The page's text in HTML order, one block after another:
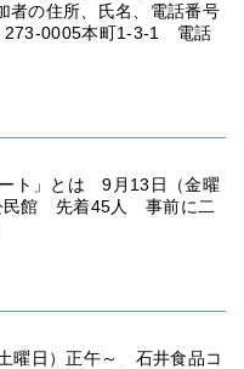
者の住所、氏名、電話番号
273-0005本町1-3-1 電話
ト」とは 9月13日（金曜
民館 先着45人 事前に二
曜日）正午～ 石井食品コ